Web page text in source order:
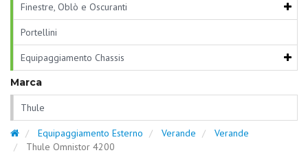
Finestre, Oblò e Oscuranti
Portellini
Equipaggiamento Chassis
Marca
Thule
Equipaggiamento Esterno Verande
Verande
Thule Omnistor 4200